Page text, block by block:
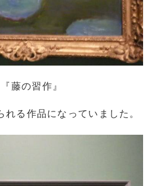
藤の習作』
る作品になっていました。